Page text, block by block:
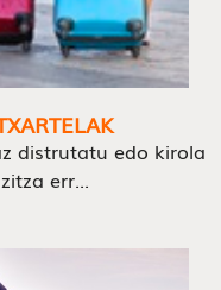
distrutatu edo kirola
err...